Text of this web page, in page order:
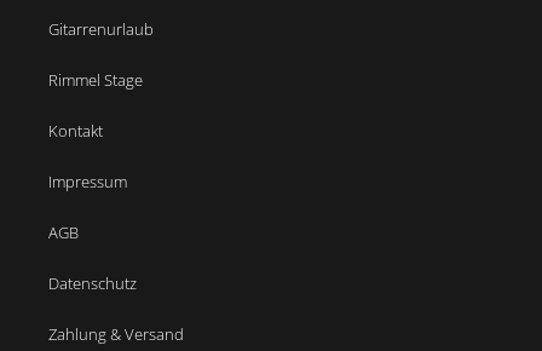
Gitarrenurlaub
Rimmel Stage
Kontakt
Impressum
AGB
Datenschutz
Zahlung & Versand